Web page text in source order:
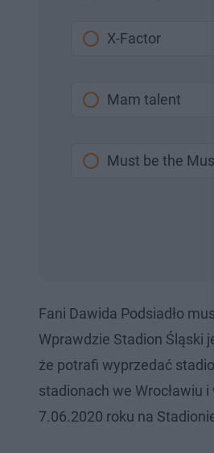
X-Factor
Mam talent
Must be the
Fani Dawida Podsiadło
Wprawdzie Stadion Śląski
że potrafi wyprzedać
stadionach we Wrocławiu
7.06.2020 roku na